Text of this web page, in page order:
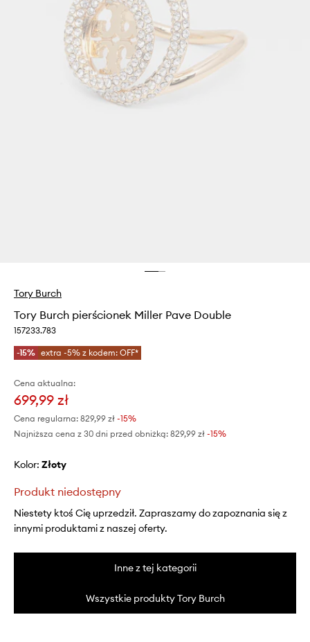
Tory Burch
Tory Burch pierścionek Miller Pave Double
157233.783
-15% extra -5% z kodem: OFF*
Cena aktualna:
699,99 zł
Cena regularna: 829,99 zł -15%
Najniższa cena z 30 dni przed obniżką: 829,99 zł -15%
Kolor: złoty
Produkt niedostępny
Niestety ktoś Cię uprzedził. Zapraszamy do zapoznania się z
innymi produktami z naszej oferty.
Inne z tej kategorii
Wszystkie produkty Tory Burch